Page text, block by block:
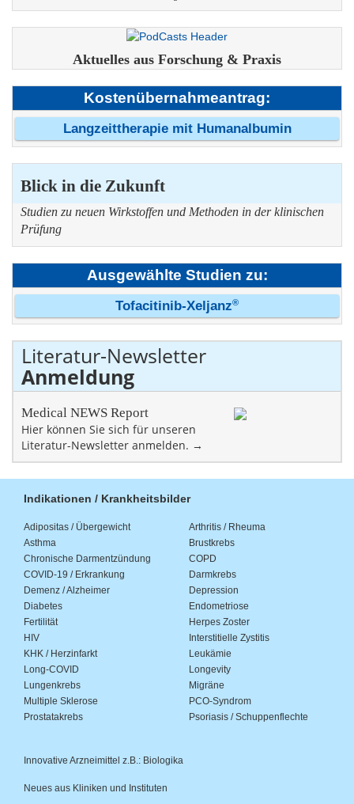
Aktuelles aus Forschung & Praxis
Kostenübernahmeantrag:
Langzeittherapie mit Humanalbumin
Blick in die Zukunft
Studien zu neuen Wirkstoffen und Methoden in der klinischen
Prüfung
Ausgewählte Studien zu:
Tofacitinib-Xeljanz®
Literatur-Newsletter
Anmeldung
Medical NEWS Report
Hier können Sie sich für unseren
Literatur-Newsletter anmelden. →
Indikationen / Krankheitsbilder
Adipositas / Übergewicht
Arthritis / Rheuma
Asthma
Brustkrebs
Chronische Darmentzündung
COPD
COVID-19 / Erkrankung
Darmkrebs
Demenz / Alzheimer
Depression
Diabetes
Endometriose
Fertilität
Herpes Zoster
HIV
Interstitielle Zystitis
KHK / Herzinfarkt
Leukämie
Long-COVID
Longevity
Lungenkrebs
Migräne
Multiple Sklerose
PCO-Syndrom
Prostatakrebs
Psoriasis / Schuppenflechte
Innovative Arzneimittel z.B.: Biologika
Neues aus Kliniken und Instituten